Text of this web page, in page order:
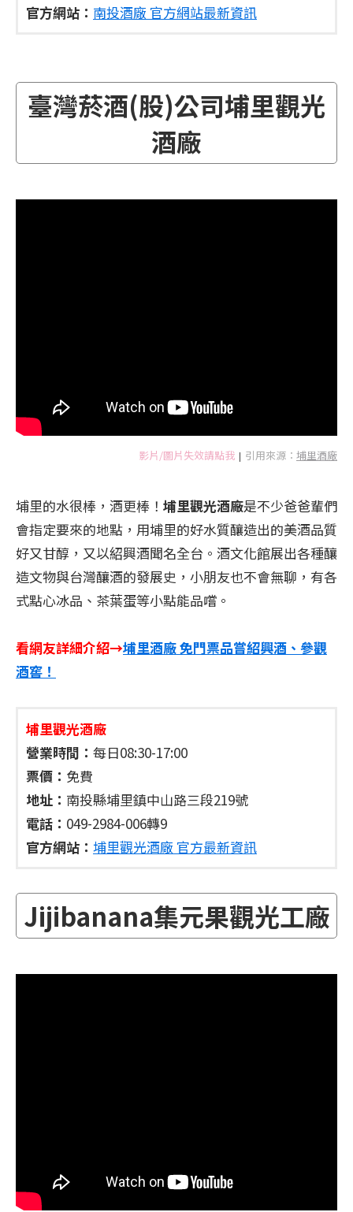
官方網站： 南投酒廠 官方網站最新資訊
臺灣菸酒(股)公司埔里觀光
酒廠
影片/圖片失效請點我 | 引用來源： 埔里酒廠
埔里的水很棒，酒更棒！ 埔里觀光酒廠是不少爸爸輩們
會指定要來的地點，用埔里的好水質釀造出的美酒品質
好又甘醇，又以紹興酒聞名全台。酒文化館展出各種釀
造文物與台灣釀酒的發展史，小朋友也不會無聊，有各
式點心冰品、茶葉蛋等小點能品嚐。
看網友詳細介紹→埔里酒廠 免門票品嘗紹興酒、參觀
酒窖！
埔里觀光酒廠
營業時間： 每日08:30-17:00
票價： 免費
地址： 南投縣埔里鎮中山路三段219號
電話： 049-2984-006轉9
官方網站： 埔里觀光酒廠 官方最新資訊
Jijibanana集元果觀光工廠